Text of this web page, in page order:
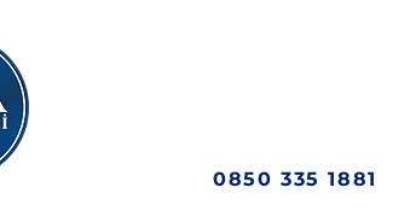
0850 335 1881